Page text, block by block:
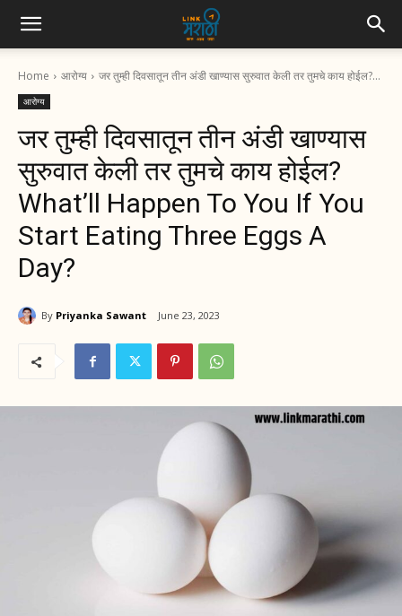
Home आरोग्य जर तुम्ही दिवसातून तीन अंडी खाण्यास सुरुवात केली तर तुमचे काय होईल?...
आरोग्य
जर तुम्ही दिवसातून तीन अंडी खाण्यास
सुरुवात केली तर तुमचे काय होईल?
What’ll Happen To You If You
Start Eating Three Eggs A
Day?
By Priyanka Sawant June 23, 2023